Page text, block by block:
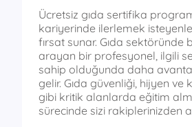
Ücretsiz gıda sertifika
kariyerinde ilerlemek
fırsat sunar. Gıda sektöründe
arayan bir profesyonel, ilgili
sahip olduğunda daha
gelir. Gıda güvenliği, hijyen ve
gibi kritik alanlarda eğitim
sürecinde sizi rakiplerinizden